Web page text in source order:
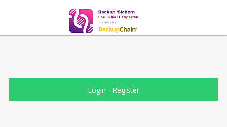
Login - Register